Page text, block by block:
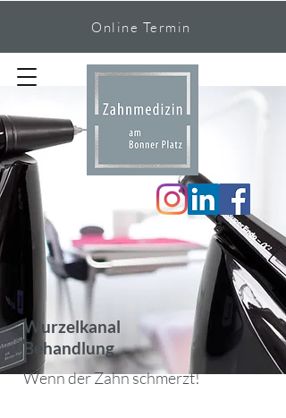
Online Termin
Wurzelkanal
Behandlung
Wenn der Zahn schmerzt!